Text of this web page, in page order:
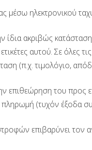
μέσω ηλεκτρονικού
ίδια ακριβώς
αυτού. Σε
(π.χ. τιμολόγιο,
επιθεώρηση του
πληρωμή (τυχόν έξοδα
επιβαρύνει